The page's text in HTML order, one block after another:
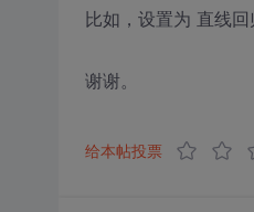
比如，设置为 直线回
谢谢。
给本帖投票